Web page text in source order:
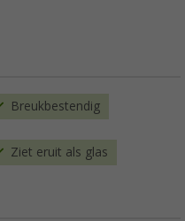
Breukbestendig
Ziet eruit als glas